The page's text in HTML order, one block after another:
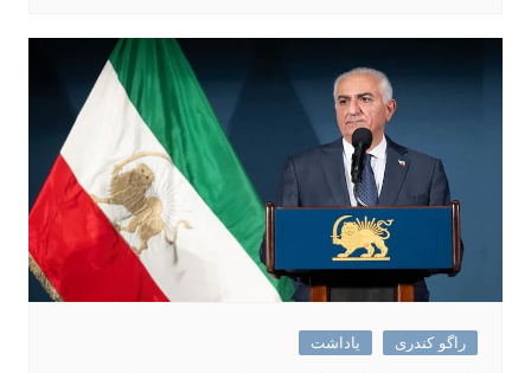
راگو کندری یاداشت